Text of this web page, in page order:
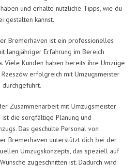
und erhalte nützliche Tipps, wie du
gestalten kannst.
Bremerhaven ist ein professionelles
langjähriger Erfahrung im Bereich
Viele Kunden haben bereits ihre Umzüge
erfolgreich mit Umzugsmeister
Zusammenarbeit mit Umzugsmeister
die sorgfältige Planung und
Das geschulte Personal von
Bremerhaven unterstützt dich bei der
Umzugskonzepts, das speziell auf
zugeschnitten ist. Dadurch wird